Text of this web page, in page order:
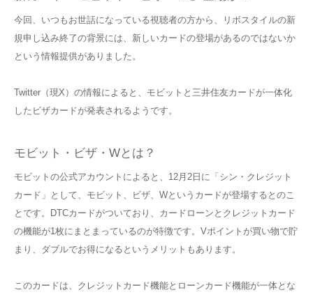
今回、いつもお世話になっている視聴者の方から、リボスタイルの新
規申し込み終了の背景には、新しいカードの登場があるのではないか
という情報提供がありました。
Twitter（現X）の情報によると、モビットと三井住友カードが一体化
したビザカードが発表されるようです。
モビット・ビザ・Wとは？
モビットの公式アカウントによると、12月2日に「シン・クレジット
カード」として、モビット、ビザ、Wというカードが登場するとのこ
とです。DTCカードがついており、カードローンとクレジットカード
の機能が1枚にまとまっているのが特徴です。Vポイントが買い物で貯
まり、ダブルでお得になるというメリットもあります。
このカードは、クレジットカード機能とローンカード機能が一体とな